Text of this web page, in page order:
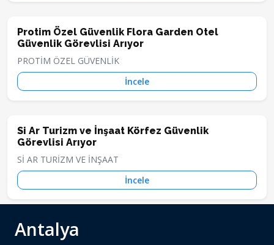
Protim Özel Güvenlik Flora Garden Otel
Güvenlik Görevlisi Arıyor
PROTİM ÖZEL GÜVENLİK
İncele
Si Ar Turizm ve İnşaat Körfez Güvenlik
Görevlisi Arıyor
Sİ AR TURİZM VE İNŞAAT
İncele
Antalya